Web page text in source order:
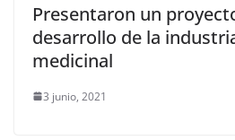
Presentaron un
desarrollo de la
medicinal
3 junio, 2021